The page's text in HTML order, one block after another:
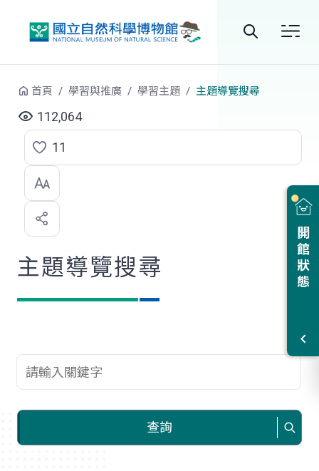
站
尋
開館狀態
首頁 學習與推廣 學習主題 主題導覽搜尋
112,064
點
選
喜
歡
11
主題導覽搜尋
查詢關鍵字
查詢